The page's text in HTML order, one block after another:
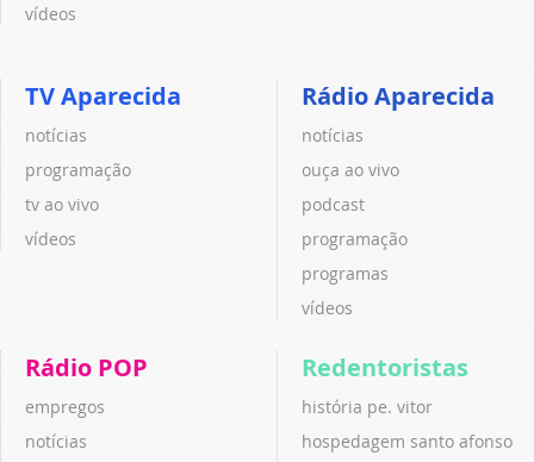
vídeos
TV Aparecida
notícias
programação
tv ao vivo
vídeos
Rádio Aparecida
notícias
ouça ao vivo
podcast
programação
programas
vídeos
Rádio POP
empregos
notícias
Redentoristas
história pe. vitor
hospedagem santo afonso